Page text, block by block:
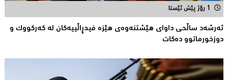
1 رۆژ پێش ئێستا
ئەرشەد ساڵحی داواى هێشتنەوەى هێزە فیدڕاڵییەکان لە كەركووك و
دوزخورماتوو دەکات